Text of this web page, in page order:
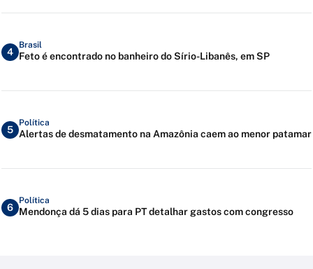
4
Brasil
Feto é encontrado no banheiro do Sírio-Libanês, em SP
5
Política
Alertas de desmatamento na Amazônia caem ao menor patamar
6
Política
Mendonça dá 5 dias para PT detalhar gastos com congresso